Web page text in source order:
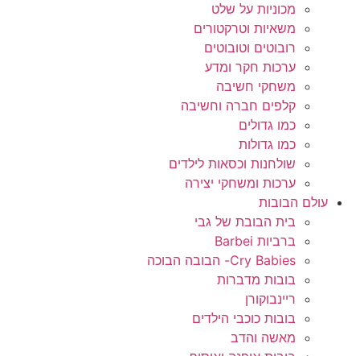
מכוניות על שלט
משאיות וטרקטורים
רובוטים וטובוטים
ערכות חקר ומדע
משחקי חשיבה
קלפים חברה וחשיבה
כמו גדולים
כמו גדולות
שולחנות וכסאות לילדים
ערכות ומשחקי יצירה
עולם הבובות
בית הבובת של גבי
ברביות Barbei
Cry Babies- הבובה הבוכה
בובות מדברות
ריינבוקורן
בובות כוכבי הילדים
מאשה והדב